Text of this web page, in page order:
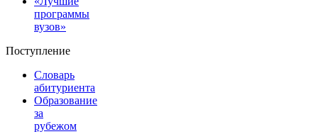
программы
вузов»
Поступление
Словарь
абитуриента
Образование
за
рубежом